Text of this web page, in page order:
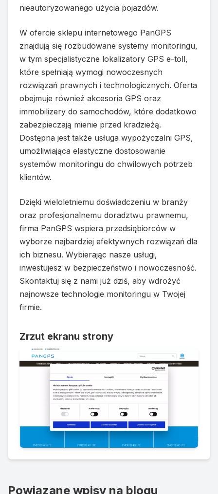
nieautoryzowanego użycia pojazdów.
W ofercie sklepu internetowego PanGPS
znajdują się rozbudowane systemy monitoringu,
w tym specjalistyczne lokalizatory GPS e-toll,
które spełniają wymogi nowoczesnych
rozwiązań prawnych i technologicznych. Oferta
obejmuje również akcesoria GPS oraz
immobilizery do samochodów, które dodatkowo
zabezpieczają mienie przed kradzieżą.
Dostępna jest także usługa wypożyczalni GPS,
umożliwiająca elastyczne dostosowanie
systemów monitoringu do chwilowych potrzeb
klientów.
Dzięki wieloletniemu doświadczeniu w branży
oraz profesjonalnemu doradztwu prawnemu,
firma PanGPS wspiera przedsiębiorców w
wyborze najbardziej efektywnych rozwiązań dla
ich biznesu. Wybierając nasze usługi,
inwestujesz w bezpieczeństwo i nowoczesność.
Skontaktuj się z nami już dziś, aby wdrożyć
najnowsze technologie monitoringu w Twojej
firmie.
Zrzut ekranu strony
Powiązane wpisy na blogu